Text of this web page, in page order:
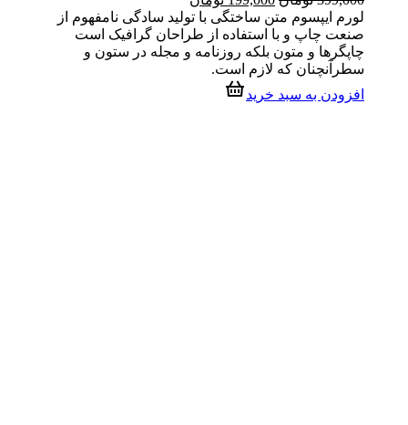
اصلی
399,000 تومان
بود.
فعلی
199,000 تومان
است.
لورم ایپسوم متن ساختگی با تولید سادگی نامفهوم از
صنعت چاپ و با استفاده از طراحان گرافیک است
چاپگرها و متون بلکه روزنامه و مجله در ستون و
سطرآنچنان که لازم است.
افزودن به سبد خرید